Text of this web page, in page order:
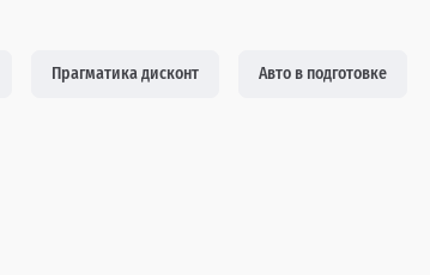
Прагматика дисконт Авто в подготовке